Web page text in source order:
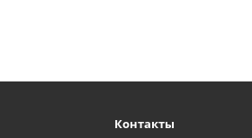
Контакты